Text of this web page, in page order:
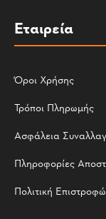
Εταιρεία
Όροι Χρήσης
Τρόποι Πληρωμής
Ασφάλεια
Πληροφορίες
Πολιτική